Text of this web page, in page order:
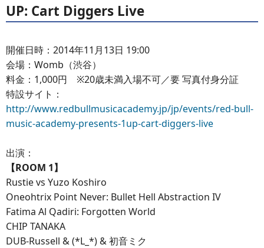
UP: Cart Diggers Live
開催日時：2014年11月13日 19:00
会場：Womb（渋谷）
料金：1,000円 ※20歳未満入場不可／要 写真付身分証
特設サイト：
http://www.redbullmusicacademy.jp/jp/events/red-bull-
music-academy-presents-1up-cart-diggers-live
出演：
【ROOM 1】
Rustie vs Yuzo Koshiro
Oneohtrix Point Never: Bullet Hell Abstraction IV
Fatima Al Qadiri: Forgotten World
CHIP TANAKA
DUB-Russell & (*L_*) & 初音ミク